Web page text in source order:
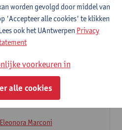
2
den Bogaert
Marconi
comprensione 2
Marconi
worden gevolgd door middel van
'Accepteer alle cookies' te klikken
ook het UAntwerpen Privacy
voorkeuren in
alle cookies